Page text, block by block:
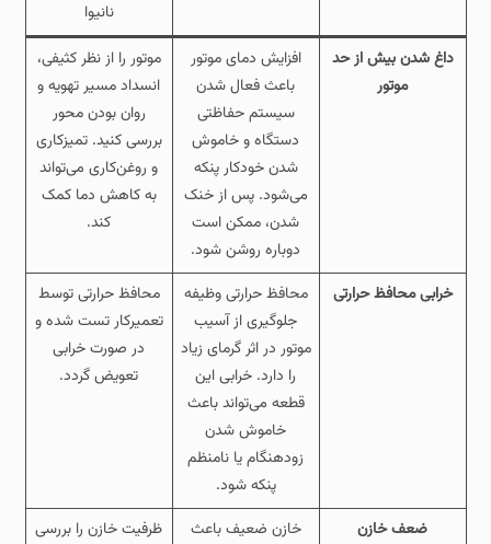
نانیوا
داغ شدن بیش از حد
موتور
افزایش دمای موتور
باعث فعال شدن
سیستم حفاظتی
دستگاه و خاموش
شدن خودکار پنکه
می‌شود. پس از خنک
شدن، ممکن است
دوباره روشن شود.
موتور را از نظر کثیفی،
انسداد مسیر تهویه و
روان بودن محور
بررسی کنید. تمیزکاری
و روغن‌کاری می‌تواند
به کاهش دما کمک
کند.
خرابی محافظ حرارتی
محافظ حرارتی وظیفه
جلوگیری از آسیب
موتور در اثر گرمای زیاد
را دارد. خرابی این
قطعه می‌تواند باعث
خاموش شدن
زودهنگام یا نامنظم
پنکه شود.
محافظ حرارتی توسط
تعمیرکار تست شده و
در صورت خرابی
تعویض گردد.
ضعف خازن
خازن ضعیف باعث
ظرفیت خازن را بررسی